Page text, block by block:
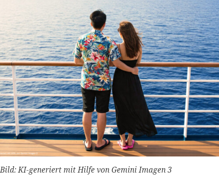
Bild: KI-generiert mit Hilfe von Gemini Imagen 3